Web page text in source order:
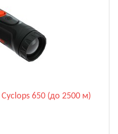
Cyclops 650 (до 2500 м)